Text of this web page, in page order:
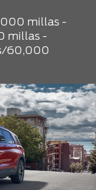
millas -
millas -
60,000